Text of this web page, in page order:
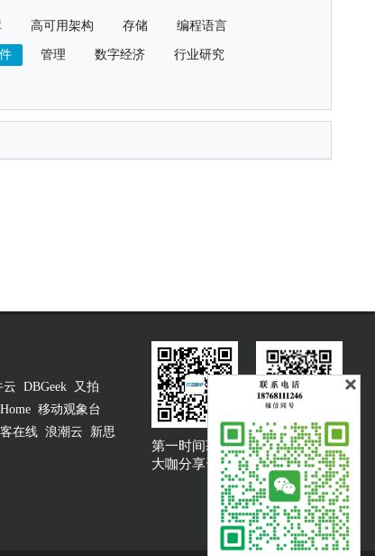
高可用架构 存储 编程语言
管理 数字经济 行业研究
云 DBGeek
又拍
移动观象台
在线 浪潮云
新思
第一时间获取
大咖分享资讯
大咖说吐槽客服